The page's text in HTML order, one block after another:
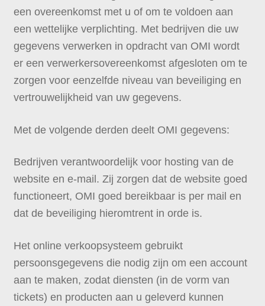
een overeenkomst met u of om te voldoen aan
een wettelijke verplichting. Met bedrijven die uw
gegevens verwerken in opdracht van OMI wordt
er een verwerkersovereenkomst afgesloten om te
zorgen voor eenzelfde niveau van beveiliging en
vertrouwelijkheid van uw gegevens.
Met de volgende derden deelt OMI gegevens:
Bedrijven verantwoordelijk voor hosting van de
website en e-mail. Zij zorgen dat de website goed
functioneert, OMI goed bereikbaar is per mail en
dat de beveiliging hieromtrent in orde is.
Het online verkoopsysteem gebruikt
persoonsgegevens die nodig zijn om een account
aan te maken, zodat diensten (in de vorm van
tickets) en producten aan u geleverd kunnen